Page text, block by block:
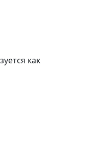
как